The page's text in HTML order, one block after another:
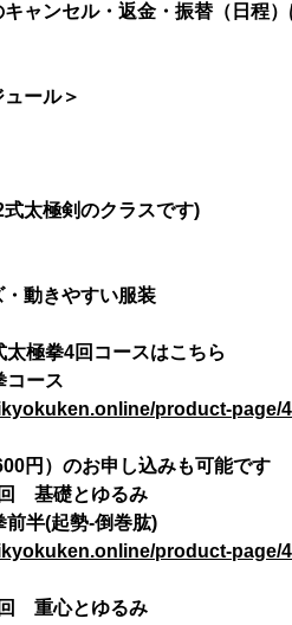
ャンセル・返金・振替（日程
ール＞
太極剣のクラスです)
動きやすい服装
太極拳4回コースはこちら
コース
product-page/
円）のお申し込みも可能です
基礎とゆるみ
前半(起勢-倒巻肱)
product-page/
重心とゆるみ